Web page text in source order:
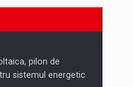
pilon de
sistemul energetic